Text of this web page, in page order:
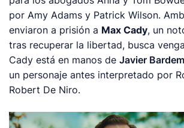
por Amy Adams y Patrick Wilson.
enviaron a prisión a Max Cady, un
tras recuperar la libertad, busca
Cady está en manos deJavier Bardem
un personaje antes interpretado por
Robert De Niro.